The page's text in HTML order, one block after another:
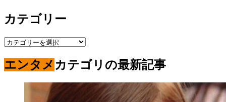
カテゴリー
カ
ゴ
リ
エンタメ カテゴリの最新記事